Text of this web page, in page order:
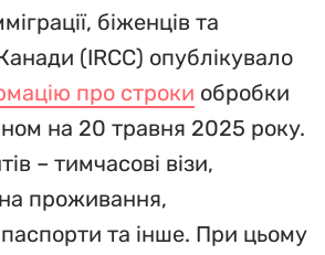
біженців та
(IRCC) опублікувало
про строки обробки
на 20 травня 2025 року.
– тимчасові візи,
проживання,
та інше. При цьому